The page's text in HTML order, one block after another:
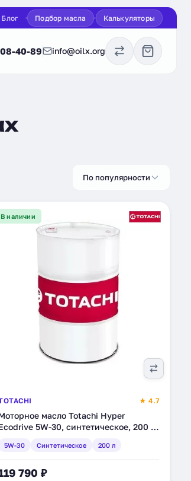
Блог Подбор масла Калькуляторы
40-89 info@oilx.org
По популярности
В наличии
★ 4.7
масло Totachi Hyper
5W-30, синтетическое, 200 л
5W-30 Синтетическое 200 л
790 ₽